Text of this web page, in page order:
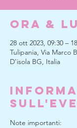
Ora &
28 ott 2023, 09:30 –
Tulipania, Via Marco
D'isola BG, Italia
Note importanti: